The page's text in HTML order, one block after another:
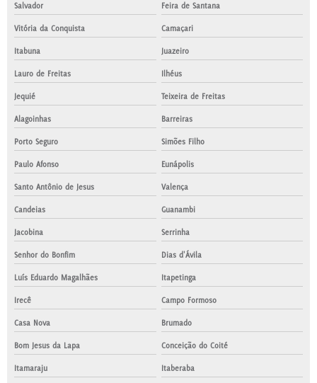
Salvador
Feira de Santana
Vitória da Conquista Camaçari
Itabuna Juazeiro
Lauro de Freitas Ilhéus
Jequié Teixeira de Freitas
Alagoinhas Barreiras
Porto Seguro Simões Filho
Paulo Afonso Eunápolis
Santo Antônio de Jesus Valença
Candeias Guanambi
Jacobina Serrinha
Senhor do Bonfim Dias d'Ávila
Luís Eduardo Magalhães Itapetinga
Irecê Campo Formoso
Casa Nova Brumado
Bom Jesus da Lapa Conceição do Coité
Itamaraju Itaberaba